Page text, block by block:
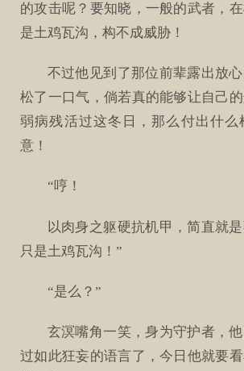
的攻击呢？要知晓，一般的武者，
是土鸡瓦沟，构不成威胁！
不过他见到了那位前辈露出放
松了一口气，倘若真的能够让自己
弱病残活过这冬日，那么付出什么
意！
“哼！
以肉身之躯硬抗机甲，简直就
只是土鸡瓦沟！”
“是么？”
玄溟嘴角一笑，身为守护者，
过如此狂妄的语言了，今日他就要